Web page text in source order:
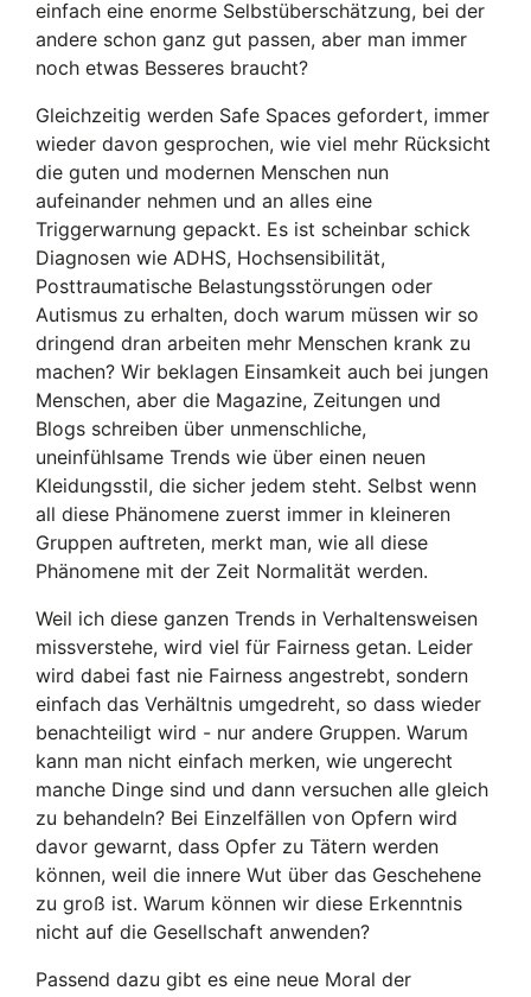
einfach eine enorme Selbstüberschätzung, bei der
andere schon ganz gut passen, aber man immer
noch etwas Besseres braucht?
Gleichzeitig werden Safe Spaces gefordert, immer
wieder davon gesprochen, wie viel mehr Rücksicht
die guten und modernen Menschen nun
aufeinander nehmen und an alles eine
Triggerwarnung gepackt. Es ist scheinbar schick
Diagnosen wie ADHS, Hochsensibilität,
Posttraumatische Belastungsstörungen oder
Autismus zu erhalten, doch warum müssen wir so
dringend dran arbeiten mehr Menschen krank zu
machen? Wir beklagen Einsamkeit auch bei jungen
Menschen, aber die Magazine, Zeitungen und
Blogs schreiben über unmenschliche,
uneinfühlsame Trends wie über einen neuen
Kleidungsstil, die sicher jedem steht. Selbst wenn
all diese Phänomene zuerst immer in kleineren
Gruppen auftreten, merkt man, wie all diese
Phänomene mit der Zeit Normalität werden.
Weil ich diese ganzen Trends in Verhaltensweisen
missverstehe, wird viel für Fairness getan. Leider
wird dabei fast nie Fairness angestrebt, sondern
einfach das Verhältnis umgedreht, so dass wieder
benachteiligt wird - nur andere Gruppen. Warum
kann man nicht einfach merken, wie ungerecht
manche Dinge sind und dann versuchen alle gleich
zu behandeln? Bei Einzelfällen von Opfern wird
davor gewarnt, dass Opfer zu Tätern werden
können, weil die innere Wut über das Geschehene
zu groß ist. Warum können wir diese Erkenntnis
nicht auf die Gesellschaft anwenden?
Passend dazu gibt es eine neue Moral der